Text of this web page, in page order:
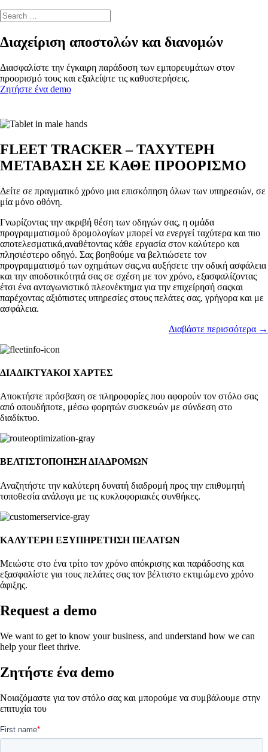
Διαχείριση αποστολών και διανομών
Διασφαλίστε την έγκαιρη παράδοση των εμπορευμάτων στον
προορισμό τους και εξαλείψτε τις καθυστερήσεις.
Ζητήστε ένα demo
FLEET TRACKER – ΤΑΧΥΤΕΡΗ
ΜΕΤΑΒΑΣΗ ΣΕ ΚΑΘΕ ΠΡΟΟΡΙΣΜΟ
Δείτε σε πραγματικό χρόνο μια επισκόπηση όλων των υπηρεσιών, σε
μία μόνο οθόνη.
Γνωρίζοντας την ακριβή θέση των οδηγών σας, η ομάδα
προγραμματισμού δρομολογίων μπορεί να ενεργεί ταχύτερα και πιο
αποτελεσματικά,αναθέτοντας κάθε εργασία στον καλύτερο και
πλησιέστερο οδηγό. Σας βοηθούμε να βελτιώσετε τον
προγραμματισμό των οχημάτων σας,να αυξήσετε την οδική ασφάλεια
και την αποδοτικότητά σας σε σχέση με τον χρόνο, εξασφαλίζοντας
έτσι ένα ανταγωνιστικό πλεονέκτημα για την επιχείρησή σαςκαι
παρέχοντας αξιόπιστες υπηρεσίες στους πελάτες σας, γρήγορα και με
ασφάλεια.
Διαβάστε περισσότερα →
ΔΙΑΔΙΚΤΥΑΚΟΙ ΧΑΡΤΕΣ
Αποκτήστε πρόσβαση σε πληροφορίες που αφορούν τον στόλο σας
από οπουδήποτε, μέσω φορητών συσκευών με σύνδεση στο
διαδίκτυο.
ΒΕΛΤΙΣΤΟΠΟΙΗΣΗ ΔΙΑΔΡΟΜΩΝ
Αναζητήστε την καλύτερη δυνατή διαδρομή προς την επιθυμητή
τοποθεσία ανάλογα με τις κυκλοφοριακές συνθήκες.
ΚΑΛΥΤΕΡΗ ΕΞΥΠΗΡΕΤΗΣΗ ΠΕΛΑΤΩΝ
Μειώστε στο ένα τρίτο τον χρόνο απόκρισης και παράδοσης και
εξασφαλίστε για τους πελάτες σας τον βέλτιστο εκτιμώμενο χρόνο
άφιξης.
Request a demo
We want to get to know your business, and understand how we can
help your fleet thrive.
Zητήστε ένα demo
Νοιαζόμαστε για τον στόλο σας και μπορούμε να συμβάλουμε στην
επιτυχία του